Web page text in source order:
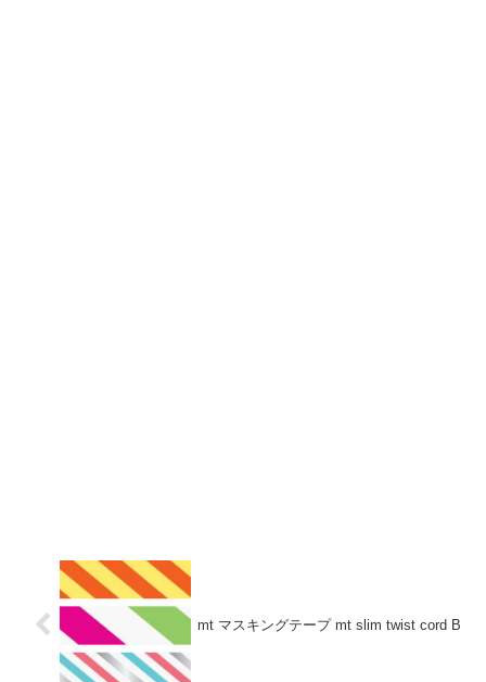
mt マスキングテープ mt slim twist cord B